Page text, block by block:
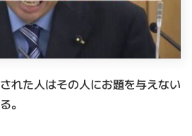
れた人はその人にお題を与えない
。